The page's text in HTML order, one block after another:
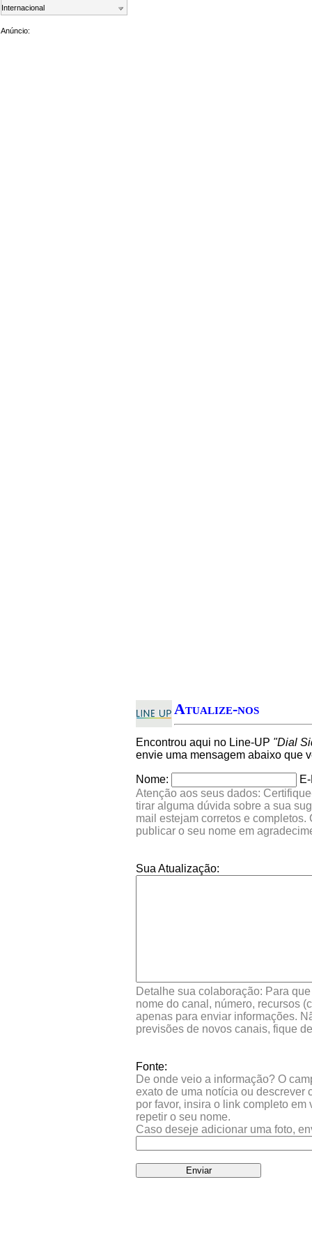
Internacional
Anúncio:
Atualize-nos
Encontrou aqui no Line-UP "Dial
envie uma mensagem abaixo que
Nome:
Atenção aos seus dados:
tirar alguma dúvida sobre a sua
mail estejam corretos e
publicar o seu nome em
Sua Atualização:
Detalhe sua colaboração: Para
nome do canal, número, recursos
apenas para enviar informações.
previsões de novos canais, fique
Fonte:
De onde veio a informação? O
exato de uma notícia ou descrever
por favor, insira o link completo
repetir o seu nome.
Caso deseje adicionar uma foto,